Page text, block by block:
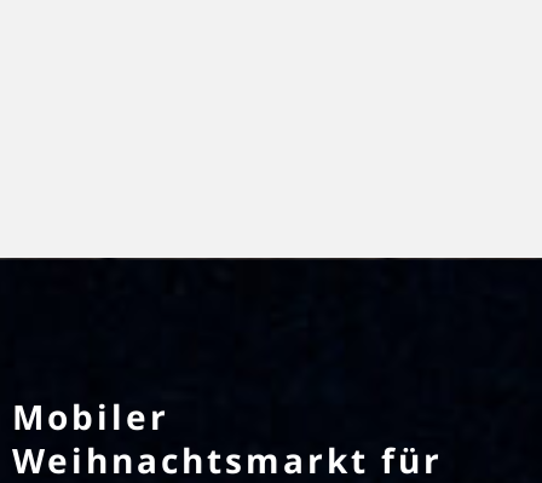
Mobiler
Weihnachtsmarkt für